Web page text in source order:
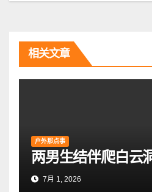
航
相关文章
户外那点事
两男生结伴爬白云
7月 1, 2026